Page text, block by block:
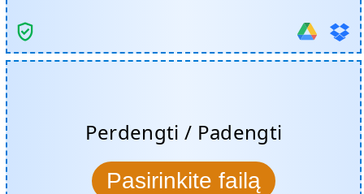
Perdengti / Padengti
Pasirinkite failą